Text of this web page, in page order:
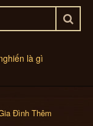
là gì
Đình Thêm